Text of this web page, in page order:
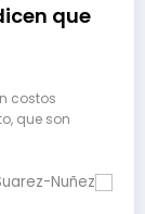
que
costos
que son
Nuñez